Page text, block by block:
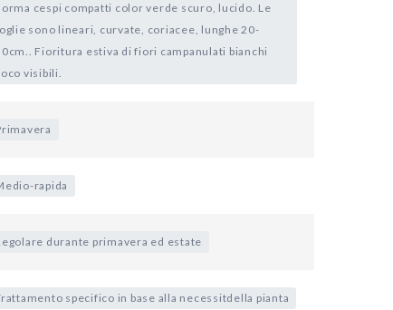
cespi compatti color verde scuro, lucido. Le
sono lineari, curvate, coriacee, lunghe 20-
Fioritura estiva di fiori campanulati bianchi
visibili.
rapida
durante primavera ed estate
specifico in base alla necessitdella pianta